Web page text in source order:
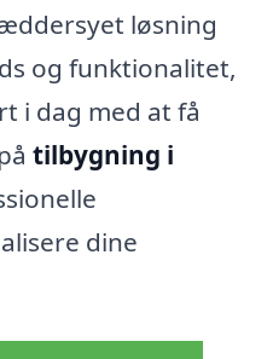
løsning
og funktionalitet,
i dag med at få
tilbygning i
dine